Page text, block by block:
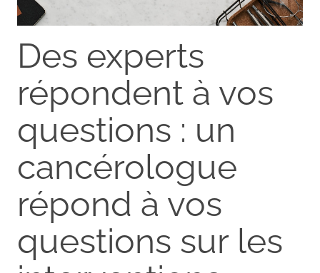
Des experts
répondent à vos
questions : un
cancérologue
répond à vos
questions sur les